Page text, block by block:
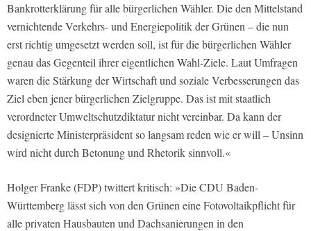
Bankrotterklärung für alle bürgerlichen Wähler. Die den Mittelstand
vernichtende Verkehrs- und Energiepolitik der Grünen – die nun
erst richtig umgesetzt werden soll, ist für die bürgerlichen Wähler
genau das Gegenteil ihrer eigentlichen Wahl-Ziele. Laut Umfragen
waren die Stärkung der Wirtschaft und soziale Verbesserungen das
Ziel eben jener bürgerlichen Zielgruppe. Das ist mit staatlich
verordneter Umweltschutzdiktatur nicht vereinbar. Da kann der
designierte Ministerpräsident so langsam reden wie er will – Unsinn
wird nicht durch Betonung und Rhetorik sinnvoll.«
Holger Franke (FDP) twittert kritisch: »Die CDU Baden-
Württemberg lässt sich von den Grünen eine Fotovoltaikpflicht für
alle privaten Hausbauten und Dachsanierungen in den